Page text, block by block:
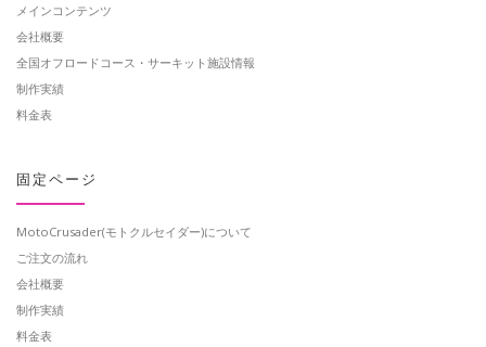
メインコンテンツ
会社概要
全国オフロードコース・サーキット施設情報
制作実績
料金表
固定ページ
MotoCrusader(モトクルセイダー)について
ご注文の流れ
会社概要
制作実績
料金表